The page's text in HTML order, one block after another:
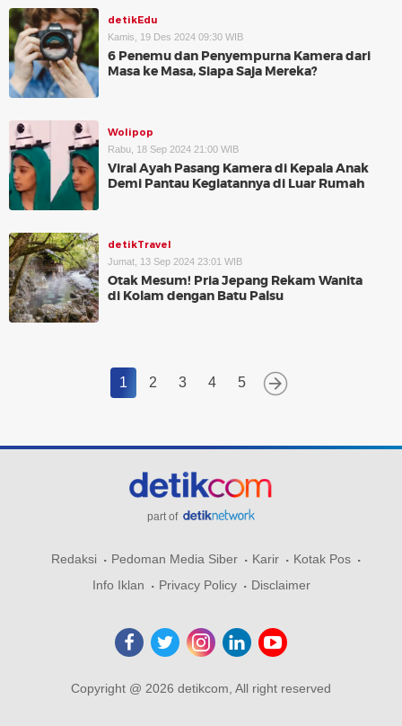
detikEdu
Kamis, 19 Des 2024 09:30 WIB
6 Penemu dan Penyempurna Kamera dari
Masa ke Masa, Siapa Saja Mereka?
Wolipop
Rabu, 18 Sep 2024 21:00 WIB
Viral Ayah Pasang Kamera di Kepala Anak
Demi Pantau Kegiatannya di Luar Rumah
detikTravel
Jumat, 13 Sep 2024 23:01 WIB
Otak Mesum! Pria Jepang Rekam Wanita
di Kolam dengan Batu Palsu
1 2 3 4 5
part of
Redaksi Pedoman Media Siber Karir
Kotak Pos
Info Iklan
Privacy Policy Disclaimer
Copyright @ 2026 detikcom, All right reserved